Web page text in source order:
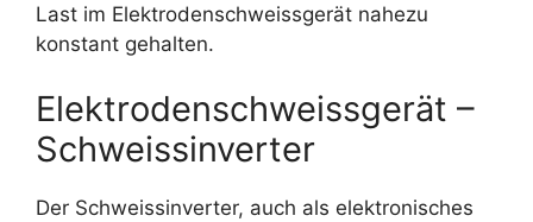
Last im Elektrodenschweissgerät nahezu
konstant gehalten.
Elektrodenschweissgerät –
Schweissinverter
Der Schweissinverter, auch als elektronisches